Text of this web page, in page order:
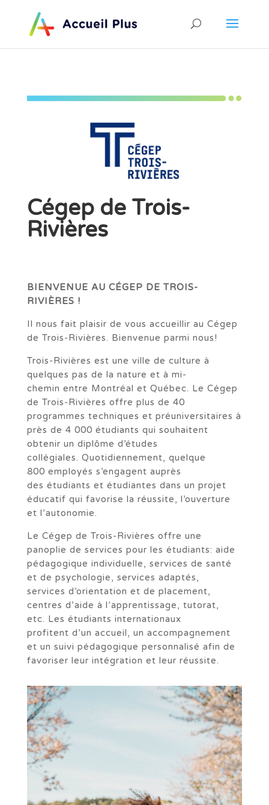
Cégep de Trois-
Rivières
BIENVENUE AU CÉGEP DE TROIS-
RIVIÈRES !
Il nous fait plaisir de vous accueillir au Cégep
de Trois-Rivières. Bienvenue parmi nous!
Trois-Rivières est une ville de culture à
quelques pas de la nature et à mi-
chemin entre Montréal et Québec. Le Cégep
de Trois-Rivières offre plus de 40
programmes techniques et préuniversitaires à
près de 4 000 étudiants qui souhaitent
obtenir un diplôme d’études
collégiales. Quotidiennement, quelque
800 employés s’engagent auprès
des étudiants et étudiantes dans un projet
éducatif qui favorise la réussite, l’ouverture
et l’autonomie.
Le Cégep de Trois-Rivières offre une
panoplie de services pour les étudiants: aide
pédagogique individuelle, services de santé
et de psychologie, services adaptés,
services d’orientation et de placement,
centres d’aide à l’apprentissage, tutorat,
etc. Les étudiants internationaux
profitent d’un accueil, un accompagnement
et un suivi pédagogique personnalisé afin de
favoriser leur intégration et leur réussite.